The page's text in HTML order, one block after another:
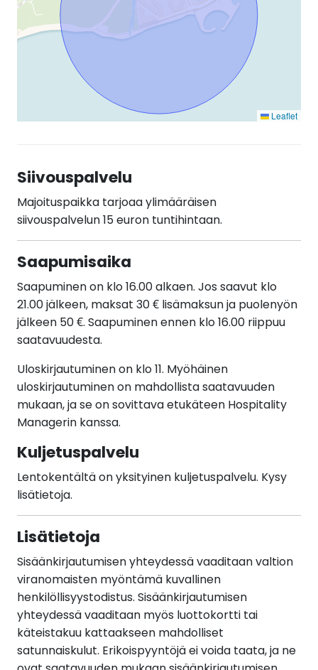
Leaflet
Siivouspalvelu
Majoituspaikka tarjoaa ylimääräisen
siivouspalvelun 15 euron tuntihintaan.
Saapumisaika
Saapuminen on klo 16.00 alkaen. Jos saavut klo
21.00 jälkeen, maksat 30 € lisämaksun ja puolenyön
jälkeen 50 €. Saapuminen ennen klo 16.00 riippuu
saatavuudesta.
Uloskirjautuminen on klo 11. Myöhäinen
uloskirjautuminen on mahdollista saatavuuden
mukaan, ja se on sovittava etukäteen Hospitality
Managerin kanssa.
Kuljetuspalvelu
Lentokentältä on yksityinen kuljetuspalvelu. Kysy
lisätietoja.
Lisätietoja
Sisäänkirjautumisen yhteydessä vaaditaan valtion
viranomaisten myöntämä kuvallinen
henkilöllisyystodistus. Sisäänkirjautumisen
yhteydessä vaaditaan myös luottokortti tai
käteistakuu kattaakseen mahdolliset
satunnaiskulut. Erikoispyyntöjä ei voida taata, ja ne